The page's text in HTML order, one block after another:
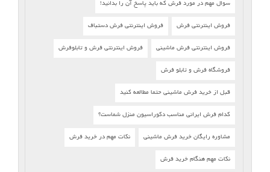
سوال مهم در مورد فرش که باید پاسخ آن را بدانید!
فروش اینترنتی فرش فروش اینترنتی فرش دستباف
فروش اینترنتی فرش ماشینی فروش اینترنتی فرش و تابلوفرش
فروشگاه فرش و تابلو فرش
قبل از خرید فرش ماشینی حتما مطالعه کنید
کدام فرش ایرانی مناسب دکوراسیون منزل شماست؟
مشاوره رایگان خرید فرش ماشینی نکات مهم در خرید فرش
نکات مهم هنگام خرید فرش